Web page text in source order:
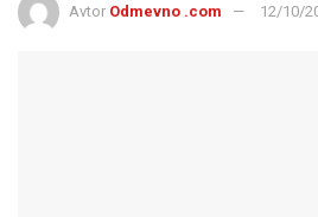
Avtor Odmevno .com 12/10/